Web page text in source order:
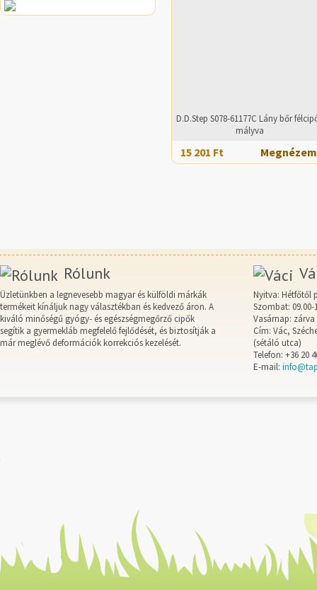
D.D.Step S078-61177C Lány bőr
mályva
15 201 Ft Megnézem
Rólunk
Üzletünkben a legnevesebb magyar és külföldi márkák
termékeit kínáljuk nagy választékban és kedvező áron. A
kiváló minőségű gyógy- és egészségmegőrző cipők
segítik a gyermekláb megfelelő fejlődését, és biztosítják a
már meglévő deformációk korrekciós kezelését.
Nyitva: Hétfőtől
Szombat: 09.00-
Vasárnap: zárva
Cím: Vác,
(sétáló utca)
Telefon: +36 20
E-mail: